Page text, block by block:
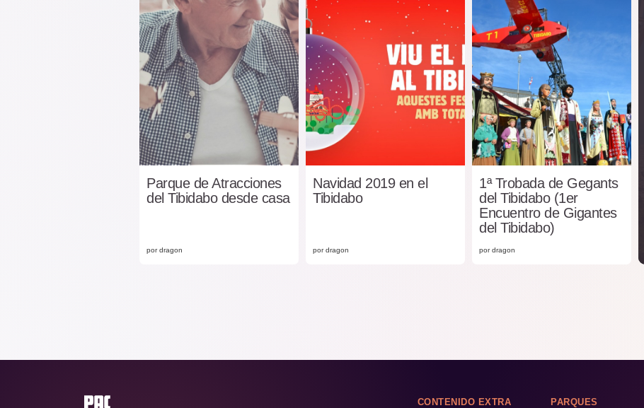
Parque de Atracciones
del Tibidabo desde casa
por dragon
Navidad 2019 en el
Tibidabo
por dragon
1ª Trobada de Gegants
del Tibidabo (1er
Encuentro de Gigantes
del Tibidabo)
por dragon
CONTENIDO EXTRA PARQUES